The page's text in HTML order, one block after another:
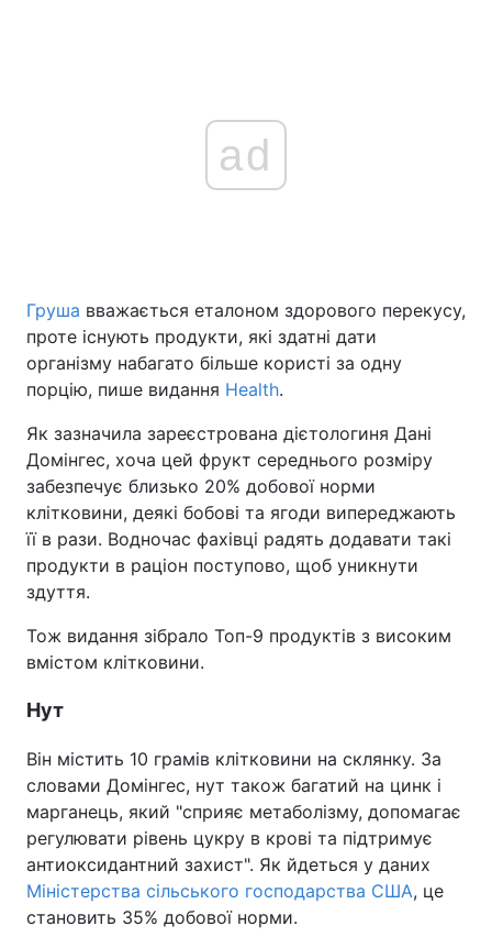
ad
Груша вважається еталоном здорового перекусу,
проте існують продукти, які здатні дати
організму набагато більше користі за одну
порцію, пише видання Health.
Як зазначила зареєстрована дієтологиня Дані
Домінгес, хоча цей фрукт середнього розміру
забезпечує близько 20% добової норми
клітковини, деякі бобові та ягоди випереджають
її в рази. Водночас фахівці радять додавати такі
продукти в раціон поступово, щоб уникнути
здуття.
Тож видання зібрало Топ-9 продуктів з високим
вмістом клітковини.
Нут
Він містить 10 грамів клітковини на склянку. За
словами Домінгес, нут також багатий на цинк і
марганець, який "сприяє метаболізму, допомагає
регулювати рівень цукру в крові та підтримує
антиоксидантний захист". Як йдеться у даних
Міністерства сільського господарства США, це
становить 35% добової норми.